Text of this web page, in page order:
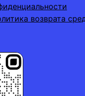
возврата